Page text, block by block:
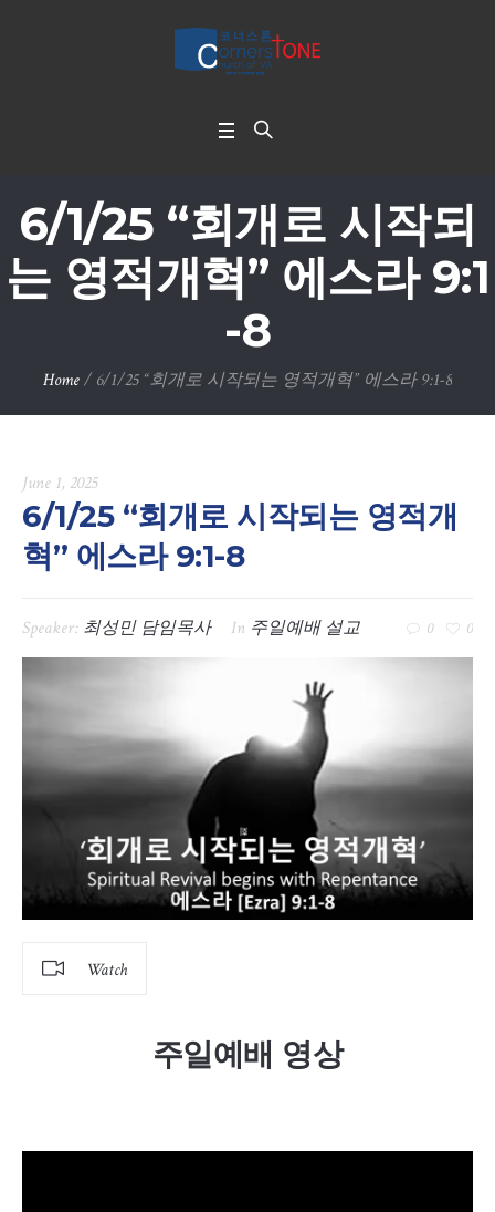
6/1/25 “회개로 시작되
는 영적개혁” 에스라 9:1
-8
Home/ 6/1/25 “회개로 시작되는 영적개혁” 에스라 9:1-8
June 1, 2025
6/1/25 “회개로 시작되는 영적개
혁” 에스라 9:1-8
Speaker: 최성민 담임목사 In 주일예배 설교 0 0
Watch
주일예배 영상